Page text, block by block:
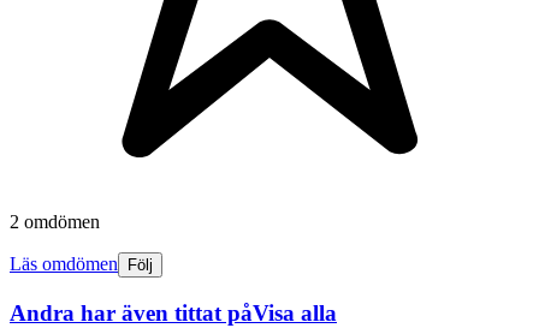
2 omdömen
Läs omdömen Följ
Andra har även tittat påVisa alla